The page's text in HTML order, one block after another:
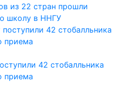
из 22 стран прошли
школу в ННГУ
42 стобалльника
приема